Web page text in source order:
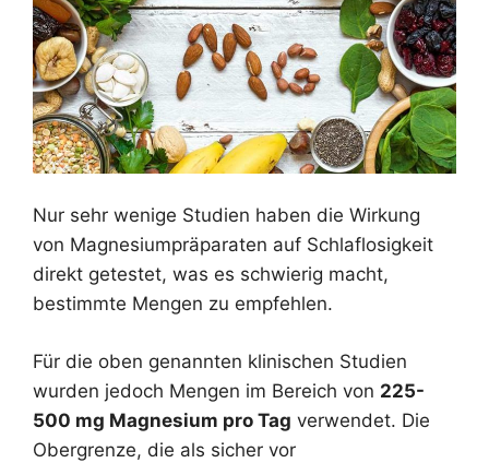
Nur sehr wenige Studien haben die Wirkung
von Magnesiumpräparaten auf Schlaflosigkeit
direkt getestet, was es schwierig macht,
bestimmte Mengen zu empfehlen.
Für die oben genannten klinischen Studien
wurden jedoch Mengen im Bereich von 225-
500 mg Magnesium pro Tag verwendet. Die
Obergrenze, die als sicher vor